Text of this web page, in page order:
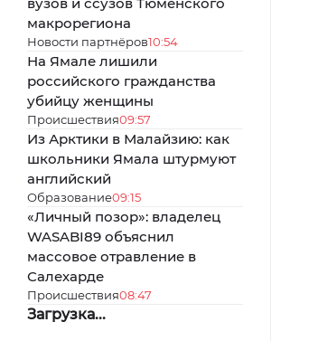
макрорегиона
Новости партнёров10:54
На Ямале лишили
российского гражданства
убийцу женщины
Происшествия09:57
Из Арктики в Малайзию: как
школьники Ямала штурмуют
английский
Образование09:15
«Личный позор»: владелец
WASABI89 объяснил
массовое отравление в
Салехарде
Происшествия08:47
Загрузка...